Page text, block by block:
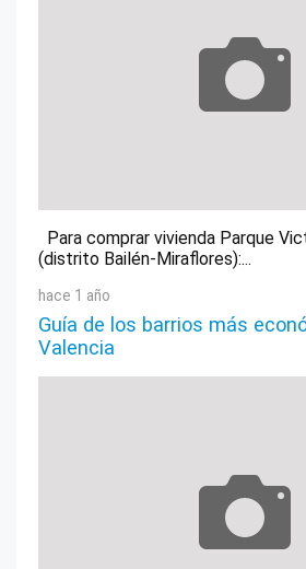
Para comprar vivienda Parque
(distrito Bailén-Miraflores):...
hace 1 año
Guía de los barrios más
Valencia